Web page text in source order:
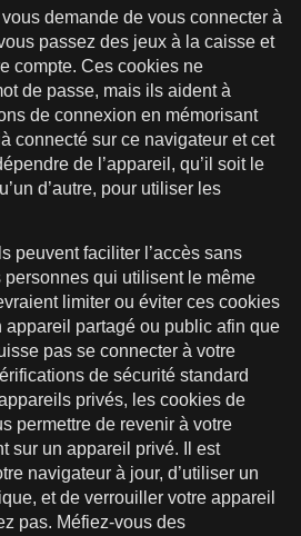
demande de vous connecter à
passez des jeux à la caisse et
compte. Ces cookies ne
de passe, mais ils aident à
de connexion en mémorisant
connecté sur ce navigateur et cet
de l’appareil, qu’il soit le
d’autre, pour utiliser les
peuvent faciliter l’accès sans
qui utilisent le même
limiter ou éviter ces cookies
appareil partagé ou public afin que
pas se connecter à votre
de sécurité standard
privés, les cookies de
permettre de revenir à votre
sur un appareil privé. Il est
navigateur à jour, d’utiliser un
et de verrouiller votre appareil
pas. Méfiez-vous des